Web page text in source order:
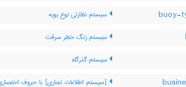
سیستم نظارتی نوع بویه
سیستم زنگ خطر سرقت
سیستم گذرگاه